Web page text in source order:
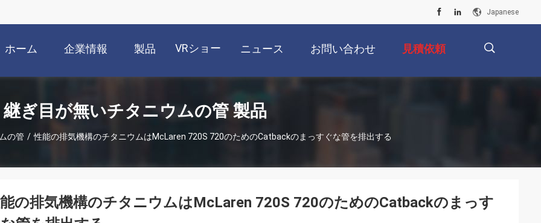
Japanese
ホーム 企業情報 製品 VRショー ニュース お問い合わせ 見積依頼
継ぎ目が無いチタニウムの管 製品
の管 / 性能の排気機構のチタニウムはMcLaren 720S 720のためのCatbackのまっすぐな管を排出する
の排気機構のチタニウムはMcLaren 720S 720のためのCatbackのまっす